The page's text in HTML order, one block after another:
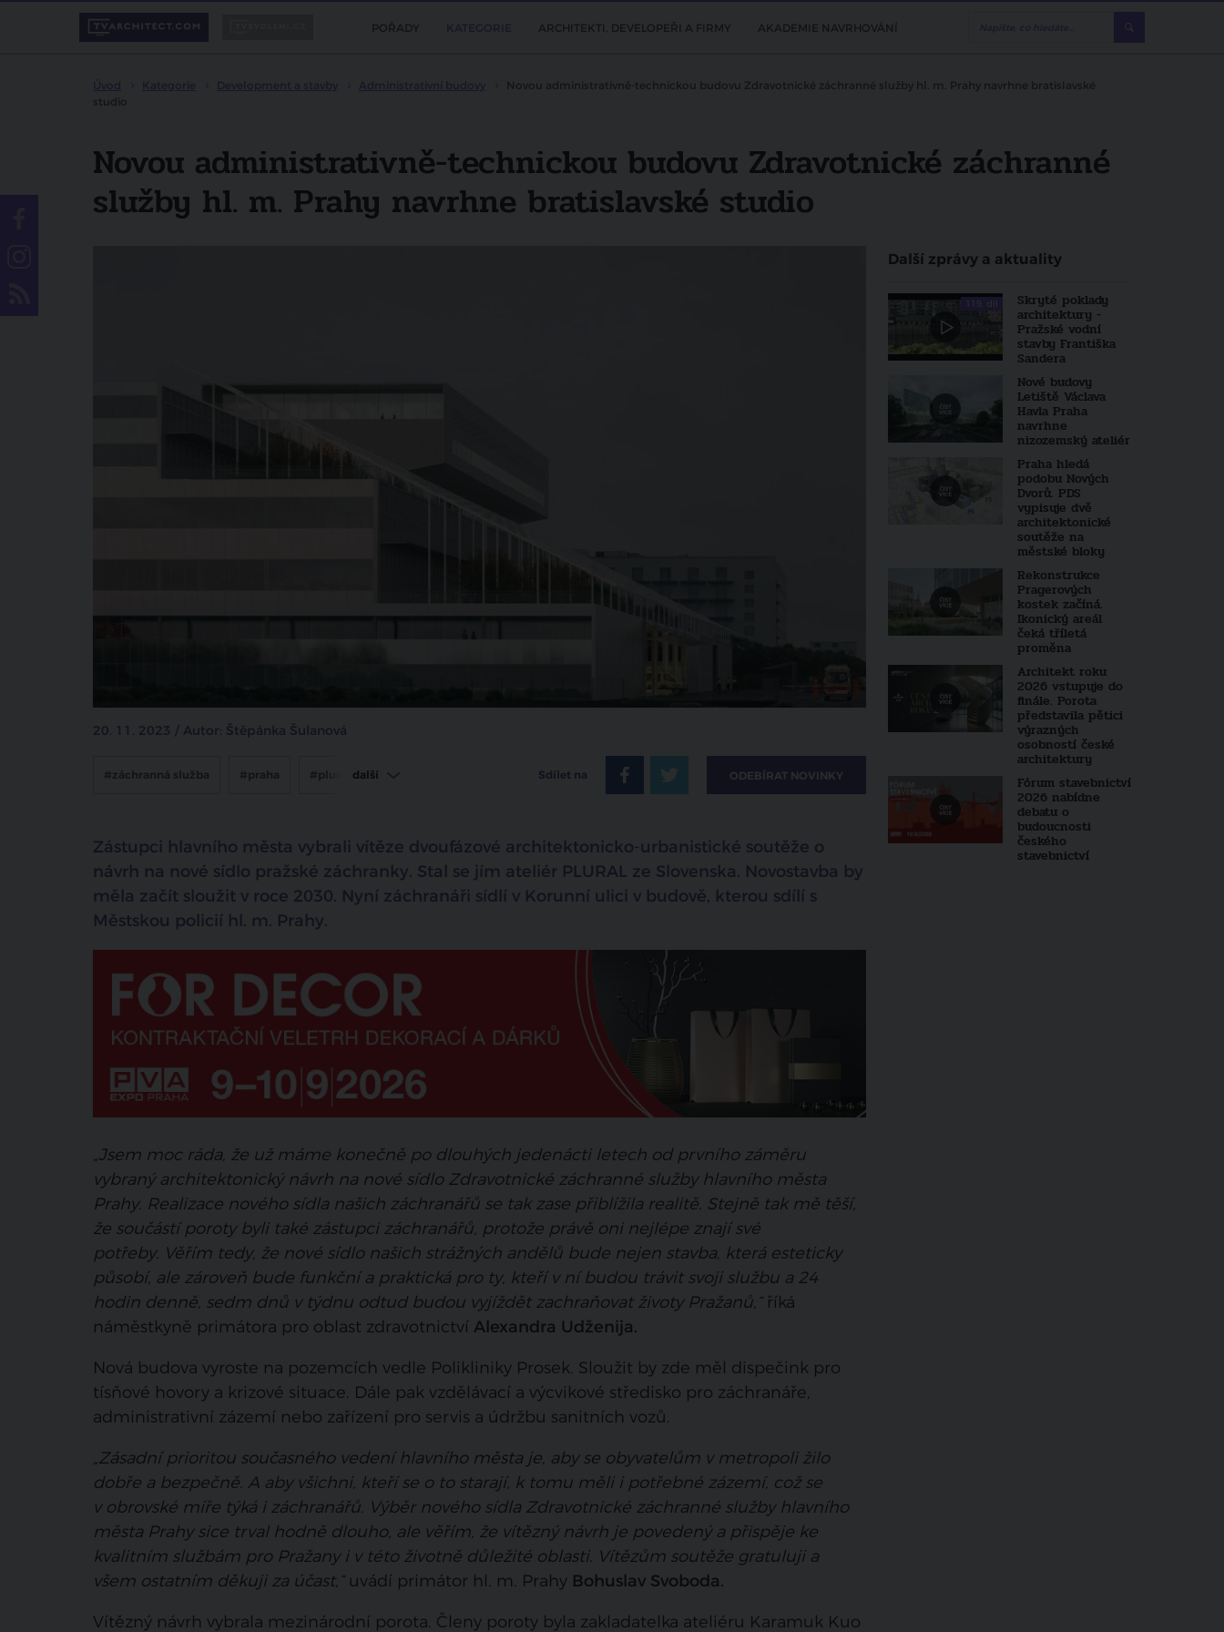
POŘADY ARCHITEKTI, DEVELOPEŘI A FIRMY AKADEMIE NAVRHOVÁNÍ
Novou administrativně-technickou budovu Zdravotnické záchranné služby hl. m. Prahy navrhne bratislavské
studio
Novou administrativně-technickou budovu Zdravotnické záchranné
služby hl. m. Prahy navrhne bratislavské studio
20. 11. 2023 / Autor: Štěpánka Šulanová
#záchranná služba #praha #plural další Sdílet na ODEBÍRAT NOVINKY
Zástupci hlavního města vybrali vítěze dvoufázové architektonicko-urbanistické soutěže o
návrh na nové sídlo pražské záchranky. Stal se jím ateliér PLURAL ze Slovenska. Novostavba by
měla začít sloužit v roce 2030. Nyní záchranáři sídlí v Korunní ulici v budově, kterou sdílí s
Městskou policií hl. m. Prahy.
„Jsem moc ráda, že už máme konečně po dlouhých jedenácti letech od prvního záměru
vybraný architektonický návrh na nové sídlo Zdravotnické záchranné služby hlavního města
Prahy. Realizace nového sídla našich záchranářů se tak zase přiblížila realitě. Stejně tak mě těší,
že součástí poroty byli také zástupci záchranářů, protože právě oni nejlépe znají své
potřeby. Věřím tedy, že nové sídlo našich strážných andělů bude nejen stavba, která esteticky
působí, ale zároveň bude funkční a praktická pro ty, kteří v ní budou trávit svoji službu a 24
hodin denně, sedm dnů v týdnu odtud budou vyjíždět zachraňovat životy Pražanů,“ říká
náměstkyně primátora pro oblast zdravotnictví Alexandra Udženija.
Nová budova vyroste na pozemcích vedle Polikliniky Prosek. Sloužit by zde měl dispečink pro
tísňové hovory a krizové situace. Dále pak vzdělávací a výcvikové středisko pro záchranáře,
administrativní zázemí nebo zařízení pro servis a údržbu sanitních vozů.
„Zásadní prioritou současného vedení hlavního města je, aby se obyvatelům v metropoli žilo
dobře a bezpečně. A aby všichni, kteří se o to starají, k tomu měli i potřebné zázemí, což se
v obrovské míře týká i záchranářů. Výběr nového sídla Zdravotnické záchranné služby hlavního
města Prahy sice trval hodně dlouho, ale věřím, že vítězný návrh je povedený a přispěje ke
kvalitním službám pro Pražany i v této životně důležité oblasti. Vítězům soutěže gratuluji a
všem ostatním děkuji za účast,“ uvádí primátor hl. m. Prahy Bohuslav Svoboda.
Vítězný návrh vybrala mezinárodní porota. Členy poroty byla zakladatelka ateliéru Karamuk Kuo
Další zprávy a aktuality
Skryté poklady
architektury -
Pražské vodní
stavby Františka
Sandera
Nové budovy
Letiště Václava
Havla Praha
navrhne
nizozemský ateliér
Praha hledá
podobu Nových
Dvorů. PDS
vypisuje dvě
architektonické
soutěže na
městské bloky
Rekonstrukce
Pragerových
kostek začíná.
Ikonický areál
čeká tříletá
proměna
Architekt roku
2026 vstupuje do
finále. Porota
představila pětici
výrazných
osobností české
architektury
Fórum stavebnictví
2026 nabídne
debatu o
budoucnosti
českého
stavebnictví